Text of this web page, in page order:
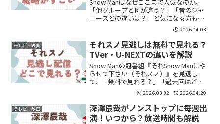
Snow Manはなぜここまで人気なのか。
「他グループと何が違う？」「昔のジャ
ニーズとの違いは？」と気になる方も多
いのではないでしょうか。結論から言う
と、Snow Manの人気は“従来のジャニー
ズ戦略＋現代型の開放戦略”を両立してい
る点にあ...
2026.04.03
テレビ・映画
それスノ見逃しは無料で見れる？
TVer・U-NEXTの違いを解説
Snow Manの冠番組『それSnow Manにや
らせて下さい（それスノ）』を見逃し
て、「無料で見れる？」「過去回はど
こ？」と気になっている方も多いのでは
ないでしょうか。結論からいうと、・最
新話 → TVerで無料視聴可能・過去回 →
U-...
2026.03.02 2026.04.20
テレビ・映画
深澤辰哉がノンストップに毎週出
演！いつから？放送時間も解説